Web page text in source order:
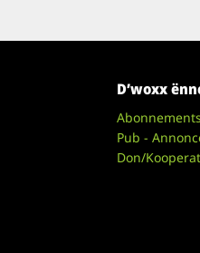
D’woxx
Abonnements
Pub -
Don/